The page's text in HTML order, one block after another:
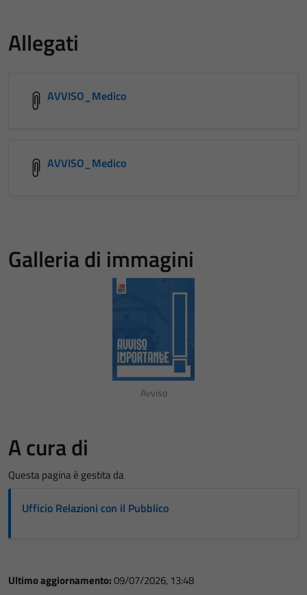
Allegati
AVVISO_Medico
AVVISO_Medico
Galleria di immagini
Avviso
A cura di
Questa pagina è gestita da
Ufficio Relazioni con il Pubblico
Ultimo aggiornamento:09/07/2026, 13:48